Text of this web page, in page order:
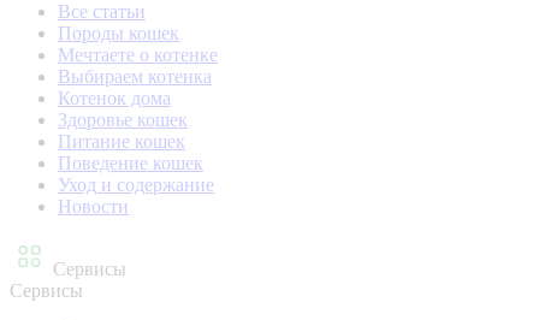
Все статьи
Породы кошек
Мечтаете о котенке
Выбираем котенка
Котенок дома
Здоровье кошек
Питание кошек
Поведение кошек
Уход и содержание
Новости
Сервисы
Сервисы